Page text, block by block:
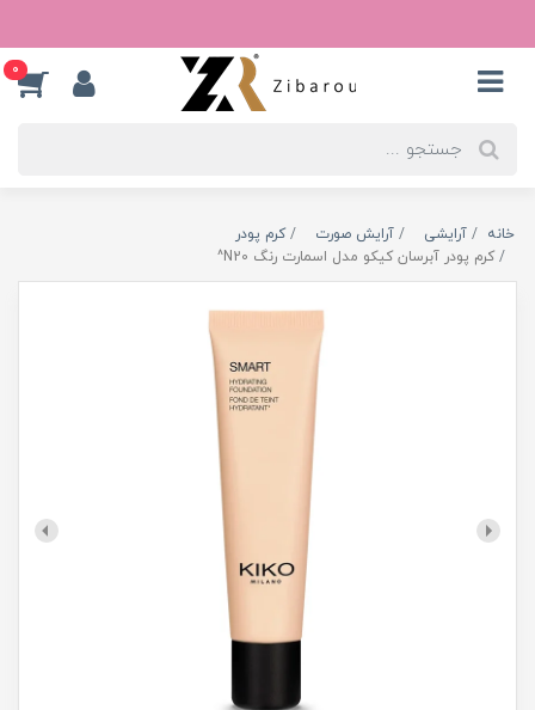
0
خانه آرایشی آرایش صورت
کرم پودر
کرم پودر آبرسان کیکو مدل اسمارت رنگ N20^